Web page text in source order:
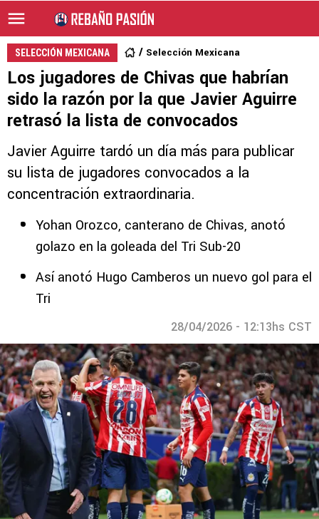
SELECCIÓN MEXICANA Selección Mexicana
Los jugadores de Chivas que habrían
sido la razón por la que Javier Aguirre
retrasó la lista de convocados
Javier Aguirre tardó un día más para publicar
su lista de jugadores convocados a la
concentración extraordinaria.
Yohan Orozco, canterano de Chivas, anotó
golazo en la goleada del Tri Sub-20
Así anotó Hugo Camberos un nuevo gol para el
Tri
28/04/2026 - 12:13hs CST